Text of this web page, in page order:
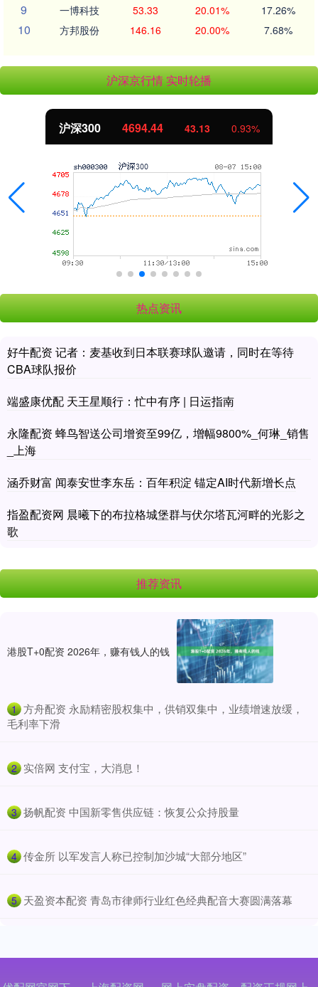
9 一博科技 53.33 20.01% 17.26%
10 方邦股份 146.16 20.00% 7.68%
沪深京行情 实时轮播
北证50 1134.24 11.37 1.01%
热点资讯
好牛配资 记者：麦基收到日本联赛球队邀请，同时在等待
CBA球队报价
端盛康优配 天王星顺行：忙中有序 | 日运指南
永隆配资 蜂鸟智送公司增资至99亿，增幅9800%_何琳_销售
_上海
涵乔财富 闻泰安世李东岳：百年积淀 锚定AI时代新增长点
指盈配资网 晨曦下的布拉格城堡群与伏尔塔瓦河畔的光影之
歌
推荐资讯
港股T+0配资 2026年，赚有钱人的钱
1 ​方舟配资 永励精密股权集中，供销双集中，业绩增速放缓，
毛利率下滑
2 ​实倍网 支付宝，大消息！
3 ​扬帆配资 中国新零售供应链：恢复公众持股量
4 ​传金所 以军发言人称已控制加沙城“大部分地区”
5 ​天盈资本配资 青岛市律师行业红色经典配音大赛圆满落幕